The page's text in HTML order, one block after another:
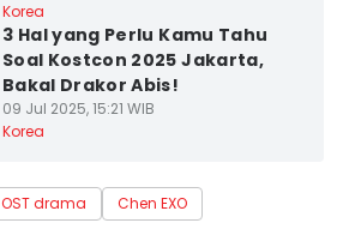
Korea
⁠3 Hal yang Perlu Kamu Tahu
Soal Kostcon 2025 Jakarta,
Bakal Drakor Abis!
09 Jul 2025, 15:21 WIB
Korea
OST drama Chen EXO